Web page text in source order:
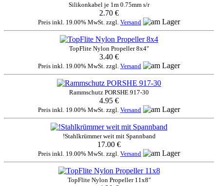
Silikonkabel je 1m 0.75mm s/r
2.70 €
Preis inkl. 19.00% MwSt. zzgl. Versand
TopFlite Nylon Propeller 8x4"
3.40 €
Preis inkl. 19.00% MwSt. zzgl. Versand
Rammschutz PORSHE 917-30
4.95 €
Preis inkl. 19.00% MwSt. zzgl. Versand
!Stahlkrümmer weit mit Spannband
17.00 €
Preis inkl. 19.00% MwSt. zzgl. Versand
TopFlite Nylon Propeller 11x8"